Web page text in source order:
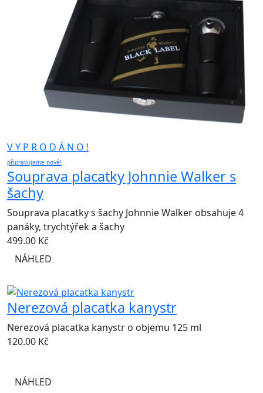
V Y P R O D Á N O !
připravujeme nové!
Souprava placatky Johnnie Walker s
šachy
Souprava placatky s šachy Johnnie Walker obsahuje 4
panáky, trychtýřek a šachy
499.00 Kč
NÁHLED
Nerezová placatka kanystr
Nerezová placatka kanystr o objemu 125 ml
120.00 Kč
NÁHLED